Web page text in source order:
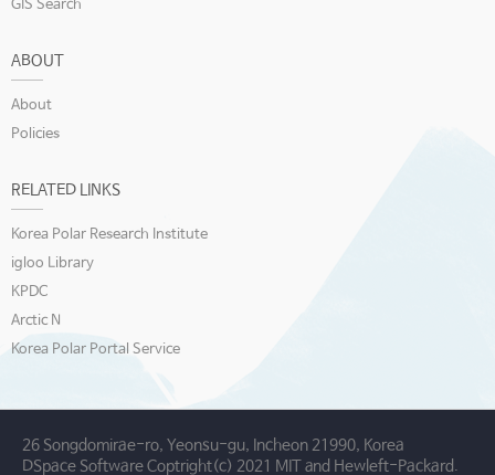
GIS Search
ABOUT
About
Policies
RELATED LINKS
Korea Polar Research Institute
igloo Library
KPDC
Arctic N
Korea Polar Portal Service
26 Songdomirae-ro, Yeonsu-gu, Incheon 21990, Korea
DSpace Software Coptright(c) 2021 MIT and Hewleft-Packard.